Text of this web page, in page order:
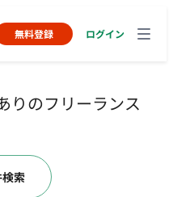
無料登録 ログイン
りのフリーランス
索